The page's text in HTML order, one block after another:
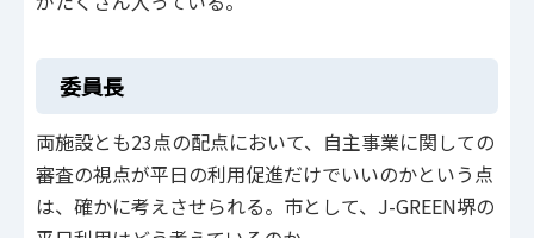
委員長
両施設とも23点の配点において、自主事業に関しての
審査の視点が平日の利用促進だけでいいのかという点
は、確かに考えさせられる。市として、J-GREEN堺の